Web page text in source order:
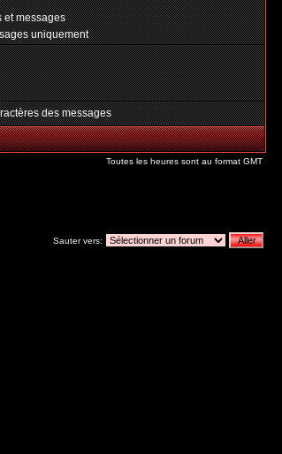
et messages
uniquement
des messages
Toutes les heures sont au format GMT
Sauter vers: